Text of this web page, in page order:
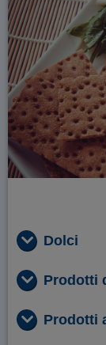
Dolci
Prodotti
Prodotti